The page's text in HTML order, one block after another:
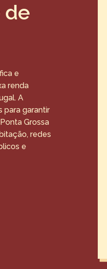
de
e
renda
A
para garantir
Grossa
redes
e